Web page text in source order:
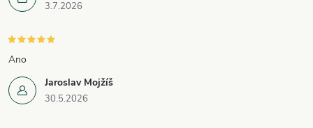
r
v
k
y
3.7.2026
Jaroslav Mojžíš
30.5.2026
Ano